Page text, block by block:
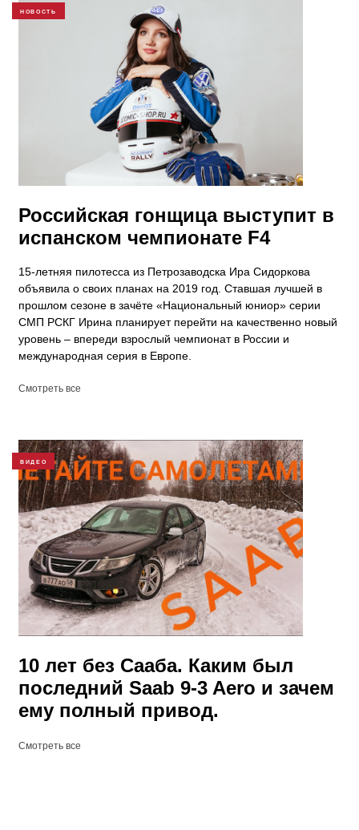
НОВОСТЬ
Российская гонщица выступит в
испанском чемпионате F4
15-летняя пилотесса из Петрозаводска Ира Сидоркова
объявила о своих планах на 2019 год. Ставшая лучшей в
прошлом сезоне в зачёте «Национальный юниор» серии
СМП РСКГ Ирина планирует перейти на качественно новый
уровень – впереди взрослый чемпионат в России и
международная серия в Европе.
Смотреть все
ВИДЕО
10 лет без Сааба. Каким был
последний Saab 9-3 Aero и зачем
ему полный привод.
Смотреть все